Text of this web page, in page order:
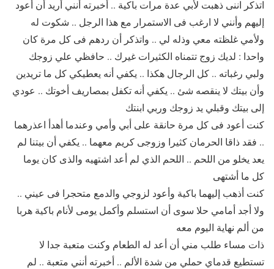
اتذكر اننى ذهبت لأبي عدة مرات باكية .. أخبرته أنني أريد أن أعود
إليهم وأنني لا ارغب فى الاستمرار مع هذا الرجل .. شكوت له
ولأمي غلظته معي وذله لي .. واتذكر أن ردهم فى كل مرة كان
واحدا : لديك زوج تتمناه الكثيرات غيرك .. حافظي علي زوجك
ولبي رغباته .. كل الرجال هكذا .. يكفي أنه يعطيكي كل ما تريدين
وأن بيتك لا ينقصه شئ .. يكفي أنه تكفل بمصاريف أخوتك .. عودي
إلى بيتك وقبلي يد زوجك وربي ابنتك
كنت أعود فى كل مرة حانقة على أبي وأمي وعندما أهدأ اعذرهما
.. فقد ذاقا الحرمان كثيرا وزوجى كريم معهما .. يكفي أن بيتنا لم
يعد يخلو من اللحم .. اللحم الذي لم أعد اشتهيه والذى كان يوما
كل ما أشتهى
كنت أذهب إليهما باكية وأعود لزوجي والدمع متحجرا فى عيني ..
ولا أجد أمامي حلا سوى أن استسلم وأكمل يومى لأنام باكية هربا
من ألم نهاية اليوم معه
ذات مساء طلب مني أن أعد له الطعام وكنت متعبة جدا لا
تستطيع قدماي حملي من شدة الألم .. أخبرته أنني متعبة .. لم